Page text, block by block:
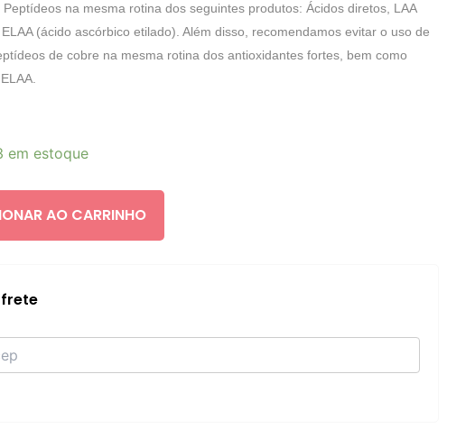
na mesma rotina dos seguintes produtos: Ácidos diretos, LAA
(ácido ascórbico etilado). Além disso, recomendamos evitar o uso de
de cobre na mesma rotina dos antioxidantes fortes, bem como
em estoque
AO CARRINHO
frete